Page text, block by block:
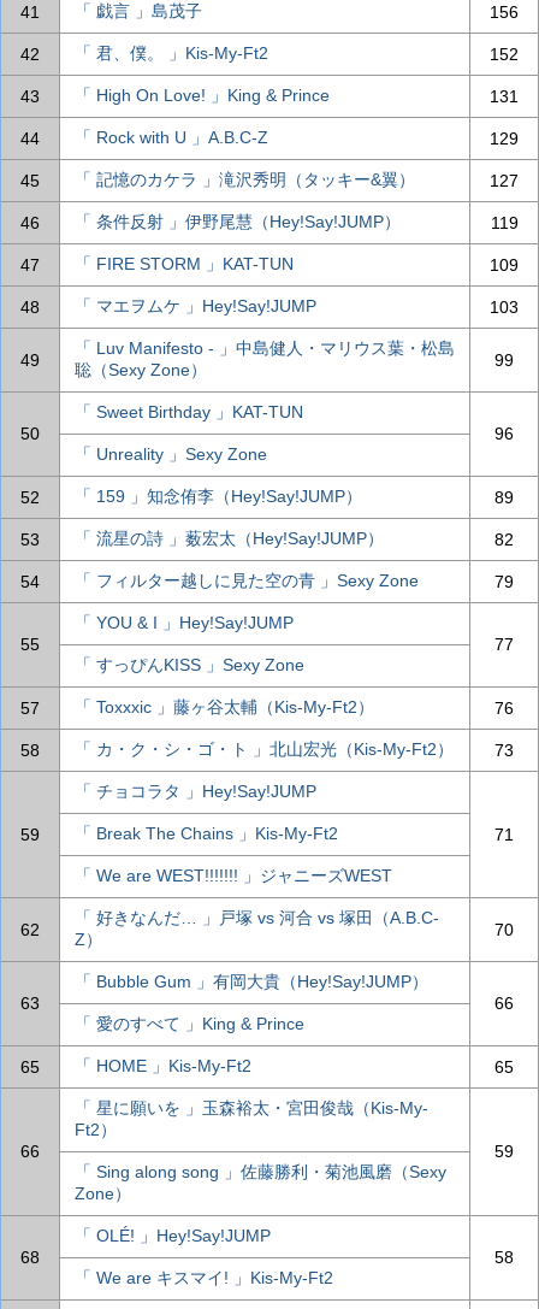
41 「 戯言 」島茂子 156
42 「 君、僕。 」Kis-My-Ft2 152
43 「 High On Love! 」King & Prince 131
44 「 Rock with U 」A.B.C-Z 129
45 「 記憶のカケラ 」滝沢秀明（タッキー&翼） 127
46 「 条件反射 」伊野尾慧（Hey!Say!JUMP） 119
47 「 FIRE STORM 」KAT-TUN 109
48 「 マエヲムケ 」Hey!Say!JUMP 103
49
「 Luv Manifesto - 」中島健人・マリウス葉・松島
聡（Sexy Zone）
99
50
「 Sweet Birthday 」KAT-TUN
96
「 Unreality 」Sexy Zone
52 「 159 」知念侑李（Hey!Say!JUMP） 89
53 「 流星の詩 」薮宏太（Hey!Say!JUMP） 82
54 「 フィルター越しに見た空の青 」Sexy Zone 79
55
「 YOU & I 」Hey!Say!JUMP
77
「 すっぴんKISS 」Sexy Zone
57 「 Toxxxic 」藤ヶ谷太輔（Kis-My-Ft2） 76
58 「 カ・ク・シ・ゴ・ト 」北山宏光（Kis-My-Ft2） 73
59
「 チョコラタ 」Hey!Say!JUMP
71
「 Break The Chains 」Kis-My-Ft2
「 We are WEST!!!!!!! 」ジャニーズWEST
62
「 好きなんだ… 」戸塚 vs 河合 vs 塚田（A.B.C-
Z）
70
63
「 Bubble Gum 」有岡大貴（Hey!Say!JUMP）
66
「 愛のすべて 」King & Prince
65 「 HOME 」Kis-My-Ft2 65
66
「 星に願いを 」玉森裕太・宮田俊哉（Kis-My-
Ft2）
59
「 Sing along song 」佐藤勝利・菊池風磨（Sexy
Zone）
68
「 OLÉ! 」Hey!Say!JUMP
58
「 We are キスマイ! 」Kis-My-Ft2